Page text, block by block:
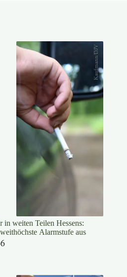
Kaufmann/DJV
in weiten Teilen Hessens:
Alarmstufe aus